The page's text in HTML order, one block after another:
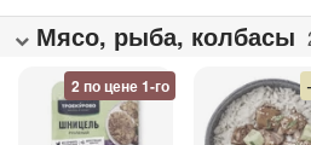
Мясо, рыба, колбасы
2 по цене 1-го